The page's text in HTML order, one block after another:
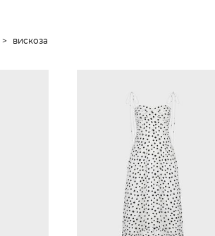
> вискоза